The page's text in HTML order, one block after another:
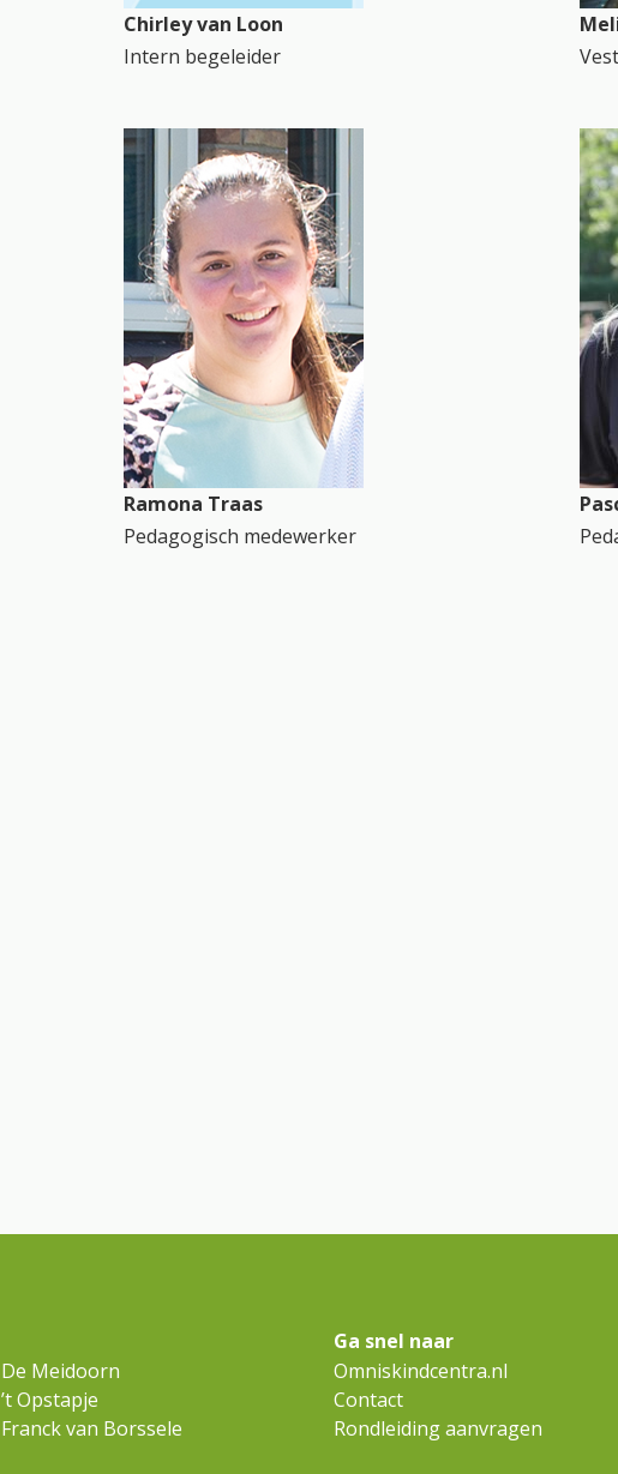
Chirley van Loon
Intern begeleider
Ramona Traas
Pedagogisch medewerker
De Meidoorn
’t Opstapje
Franck van Borssele
Ga snel naar
Omniskindcentra.nl
Contact
Rondleiding aanvragen